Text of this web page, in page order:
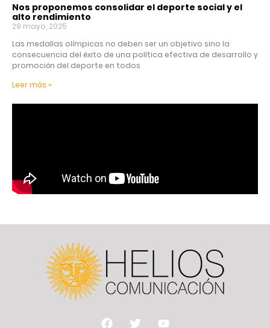
Nos proponemos consolidar el deporte social y el
alto rendimiento
29 mayo, 2025
Las medallas olímpicas no deben ser un objetivo sino la
consecuencia del éxito de una política efectiva de desarrollo y
promoción del deporte en todos
Leer más »